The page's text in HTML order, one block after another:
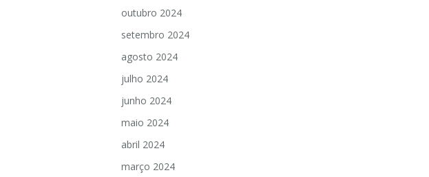
outubro 2024
setembro 2024
agosto 2024
julho 2024
junho 2024
maio 2024
abril 2024
março 2024